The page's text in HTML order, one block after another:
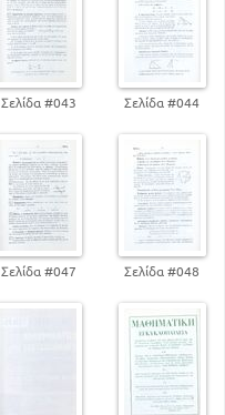
Σελίδα #043 Σελίδα #044
Σελίδα #047 Σελίδα #048